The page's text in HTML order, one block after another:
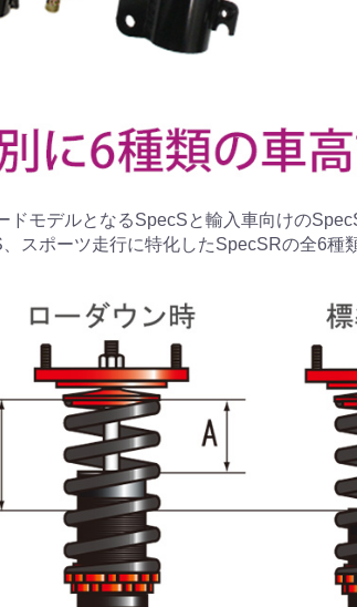
ドモデルとなるSpecSと輸入車向けの
スポーツ走行に特化したSpecSRの全6種